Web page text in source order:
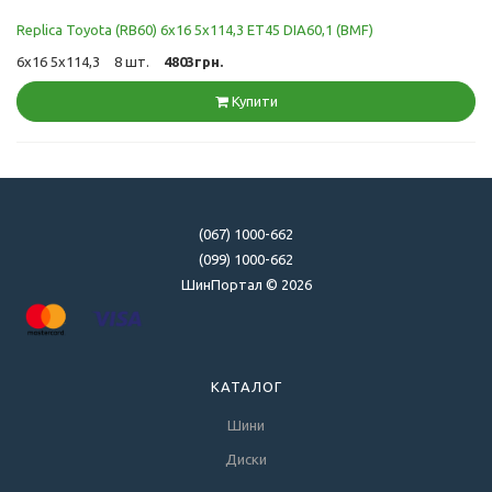
Replica Toyota (RB60) 6x16 5x114,3 ET45 DIA60,1 (BMF)
6x16 5x114,3 8 шт. 4803грн.
Купити
(067) 1000-662
(099) 1000-662
ШинПортал © 2026
КАТАЛОГ
Шини
Диски